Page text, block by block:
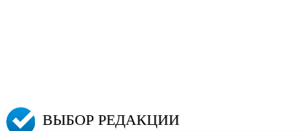
ВЫБОР РЕДАКЦИИ